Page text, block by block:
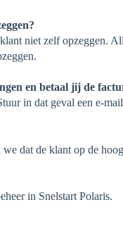
niet zelf opzeggen.
en betaal jij de
in dat geval een e-
dat de klant op de
in Snelstart Polaris.